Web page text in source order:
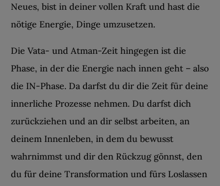
Neues, bist in deiner vollen Kraft und hast die
nötige Energie, Dinge umzusetzen.
Die Vata- und Atman-Zeit hingegen ist die
Phase, in der die Energie nach innen geht – also
die IN-Phase. Da darfst du dir die Zeit für deine
innerliche Prozesse nehmen. Du darfst dich
zurückziehen und an dir selbst arbeiten, an
deinem Innenleben, in dem du bewusst
wahrnimmst und dir den Rückzug gönnst, den
du für deine Transformation und fürs Loslassen